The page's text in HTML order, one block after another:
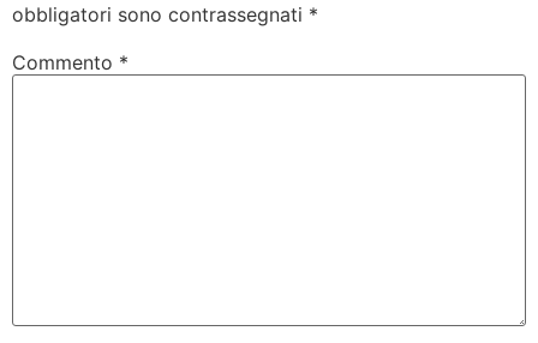
obbligatori sono contrassegnati *
Commento *